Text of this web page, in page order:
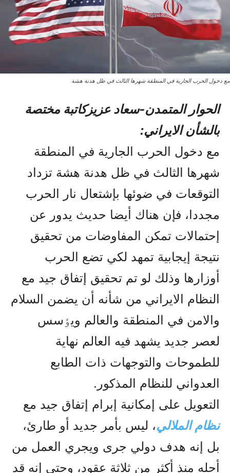
مع دخول الحرب الجارية في المنطقة شهرها الثالث في ظل هدنة هشة
الحوار المتمدن-سعاد عزيزکاتبة مختصة
بالشأن الايراني:
مع دخول الحرب الجارية في المنطقة
شهرها الثالث في ظل هدنة هشة تزداد
التوقعات في ضوئها بإشتعال نار الحرب
مجددا، فإن هناك أيضا حديث يدور عن
إحتمالات تمکن المفاوضات من تحقيق
نتيجة إيجابية تمهد لکي تضع الحرب
أوزارها وذلك لو تم تحقيق إتفاق جيد مع
النظام الايراني من شأنه أن يضمن السلام
والامن في المنطقة والعالم ويٶسس
لعصر جديد يشهد فيه العالم نهاية
للطموحات والتوجهات ذات الطابع
العدواني للنظام المذکور.
التعويل على إمکانية إبرام إتفاق جيد مع
نظام الملالي، ليس بأمر جديد أو طارئ،
بل إنه هدف دولي جرى ويجري العمل من
أجله منذ أکثر من ثلاثة عقود، وحتى إنه قد